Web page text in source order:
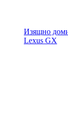
Изящно
Lexus GX